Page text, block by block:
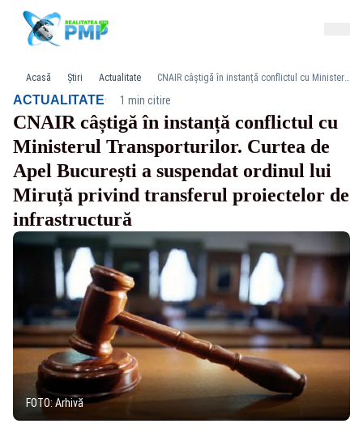
Acasă Știri Actualitate CNAIR câștigă în instanță conflictul cu Ministerul Transporturilor. Curtea de Apel București a suspendat ordinul lui Miruță privind transferul proiectelor de infrastructură
ACTUALITATE· 1 min citire
CNAIR câștigă în instanță conflictul cu
Ministerul Transporturilor. Curtea de
Apel București a suspendat ordinul lui
Miruță privind transferul proiectelor de
infrastructură
FOTO: Arhivă